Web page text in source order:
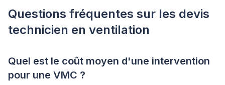
Questions fréquentes sur les devis
technicien en ventilation
Quel est le coût moyen d'une intervention
pour une VMC ?